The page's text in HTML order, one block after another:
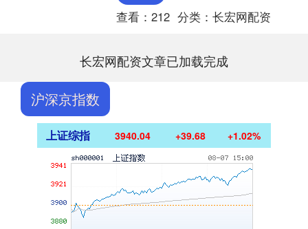
查看： 212 分类： 长宏网配资
长宏网配资文章已加载完成
沪深京指数
上证综指 3940.04 +39.68 +1.02%